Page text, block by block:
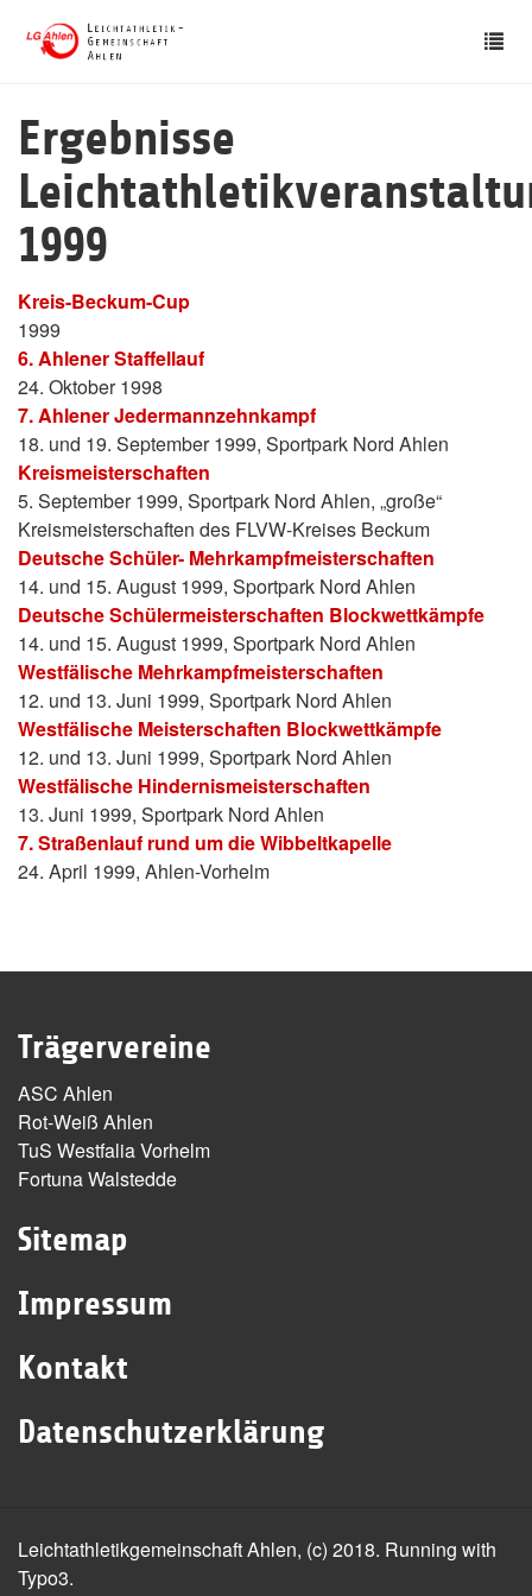
Ergebnisse
1999
Kreis-Beckum-Cup
1999
6. Ahlener Staffellauf
24. Oktober 1998
7. Ahlener Jedermannzehnkampf
18. und 19. September 1999, Sportpark Nord Ahlen
Kreismeisterschaften
5. September 1999, Sportpark Nord Ahlen, „große“
Kreismeisterschaften des FLVW-Kreises Beckum
Deutsche Schüler- Mehrkampfmeisterschaften
14. und 15. August 1999, Sportpark Nord Ahlen
Deutsche Schülermeisterschaften Blockwettkämpfe
14. und 15. August 1999, Sportpark Nord Ahlen
Westfälische Mehrkampfmeisterschaften
12. und 13. Juni 1999, Sportpark Nord Ahlen
Westfälische Meisterschaften Blockwettkämpfe
12. und 13. Juni 1999, Sportpark Nord Ahlen
Westfälische Hindernismeisterschaften
13. Juni 1999, Sportpark Nord Ahlen
7. Straßenlauf rund um die Wibbeltkapelle
24. April 1999, Ahlen-Vorhelm
Trägervereine
ASC Ahlen
Rot-Weiß Ahlen
TuS Westfalia Vorhelm
Fortuna Walstedde
Sitemap
Impressum
Kontakt
Datenschutzerklärung
Leichtathletikgemeinschaft Ahlen, (c) 2018. Running with
Typo3.